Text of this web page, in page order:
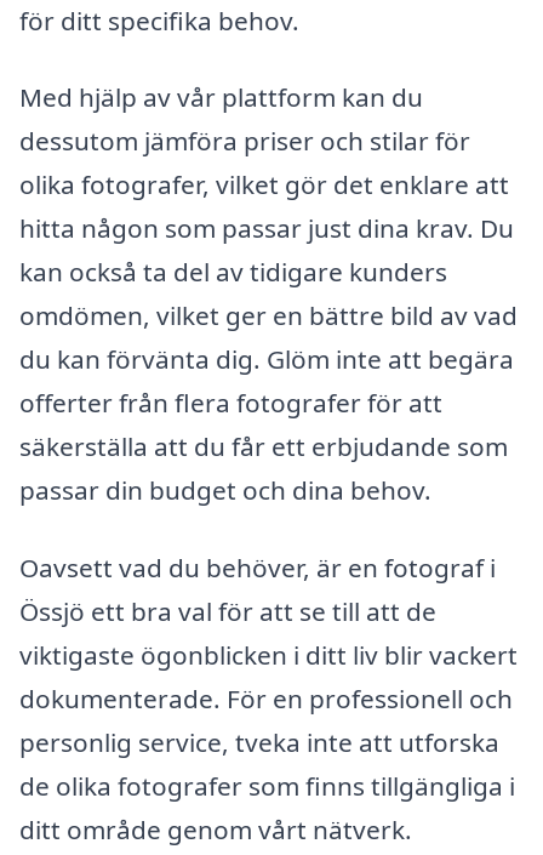
för ditt specifika behov.
Med hjälp av vår plattform kan du
dessutom jämföra priser och stilar för
olika fotografer, vilket gör det enklare att
hitta någon som passar just dina krav. Du
kan också ta del av tidigare kunders
omdömen, vilket ger en bättre bild av vad
du kan förvänta dig. Glöm inte att begära
offerter från flera fotografer för att
säkerställa att du får ett erbjudande som
passar din budget och dina behov.
Oavsett vad du behöver, är en fotograf i
Össjö ett bra val för att se till att de
viktigaste ögonblicken i ditt liv blir vackert
dokumenterade. För en professionell och
personlig service, tveka inte att utforska
de olika fotografer som finns tillgängliga i
ditt område genom vårt nätverk.